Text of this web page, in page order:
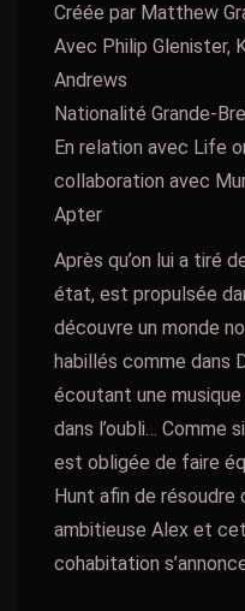
Créée par Matthew
Avec Philip Glenister,
Andrews
Nationalité Grande-
En relation avec Life
collaboration avec
Apter
Après qu’on lui a tiré
état, est propulsée
découvre un monde
habillés comme dans
écoutant une
dans l’oubli… Comme
est obligée de faire
Hunt afin de
ambitieuse Alex et
cohabitation